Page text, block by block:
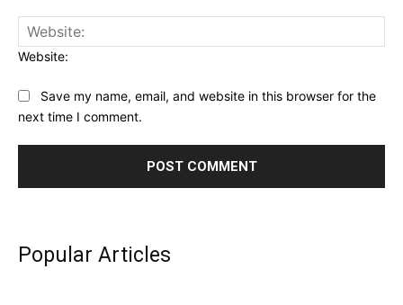
Website:
Save my name, email, and website in this browser for the
next time I comment.
Popular Articles